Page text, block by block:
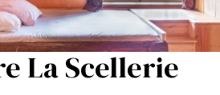
La Scellerie